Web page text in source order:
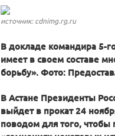
источник: cdnimg.rg.ru
В докладе командира 5-
имеет в своем составе
борьбу». Фото:
В Астане Президенты
выйдет в прокат 24
поводом для того, чтобы